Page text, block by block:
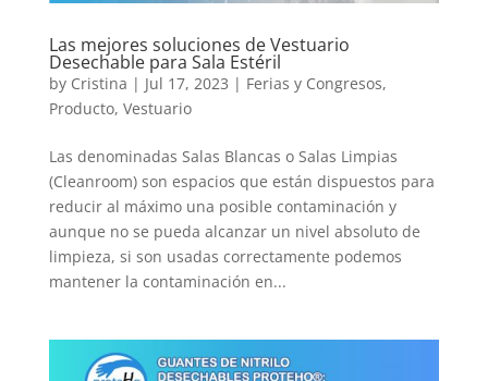
Las mejores soluciones de Vestuario
Desechable para Sala Estéril
by Cristina | Jul 17, 2023 | Ferias y Congresos,
Producto, Vestuario
Las denominadas Salas Blancas o Salas Limpias
(Cleanroom) son espacios que están dispuestos para
reducir al máximo una posible contaminación y
aunque no se pueda alcanzar un nivel absoluto de
limpieza, si son usadas correctamente podemos
mantener la contaminación en...